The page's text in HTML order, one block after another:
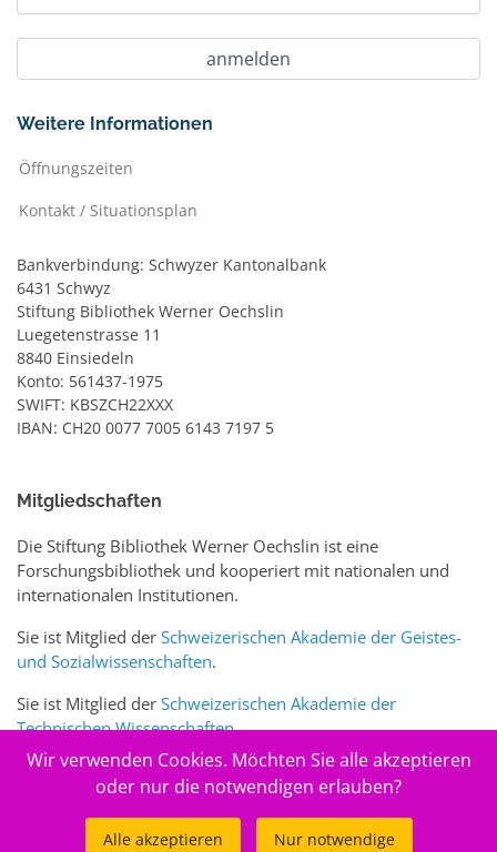
Weitere Informationen
Öffnungszeiten
Kontakt / Situationsplan
Bankverbindung: Schwyzer Kantonalbank
6431 Schwyz
Stiftung Bibliothek Werner Oechslin
Luegetenstrasse 11
8840 Einsiedeln
Konto: 561437-1975
SWIFT: KBSZCH22XXX
IBAN: CH20 0077 7005 6143 7197 5
Mitgliedschaften
Die Stiftung Bibliothek Werner Oechslin ist eine
Forschungsbibliothek und kooperiert mit nationalen und
internationalen Institutionen.
Sie ist Mitglied der Schweizerischen Akademie der Geistes-
und Sozialwissenschaften.
Sie ist Mitglied der Schweizerischen Akademie der
Technischen Wissenschaften.
Sie ist zudem Mitglied des Schweizer Portalswww.sciences-
Wir verwenden Cookies. Möchten Sie alle akzeptieren
oder nur die notwendigen erlauben?
Alle akzeptieren Nur notwendige